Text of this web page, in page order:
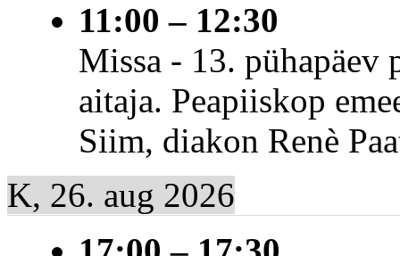
11:00 – 12:30
Missa - 13. pühapäev
aitaja. Peapiiskop
Siim, diakon Renè
K, 26. aug 2026